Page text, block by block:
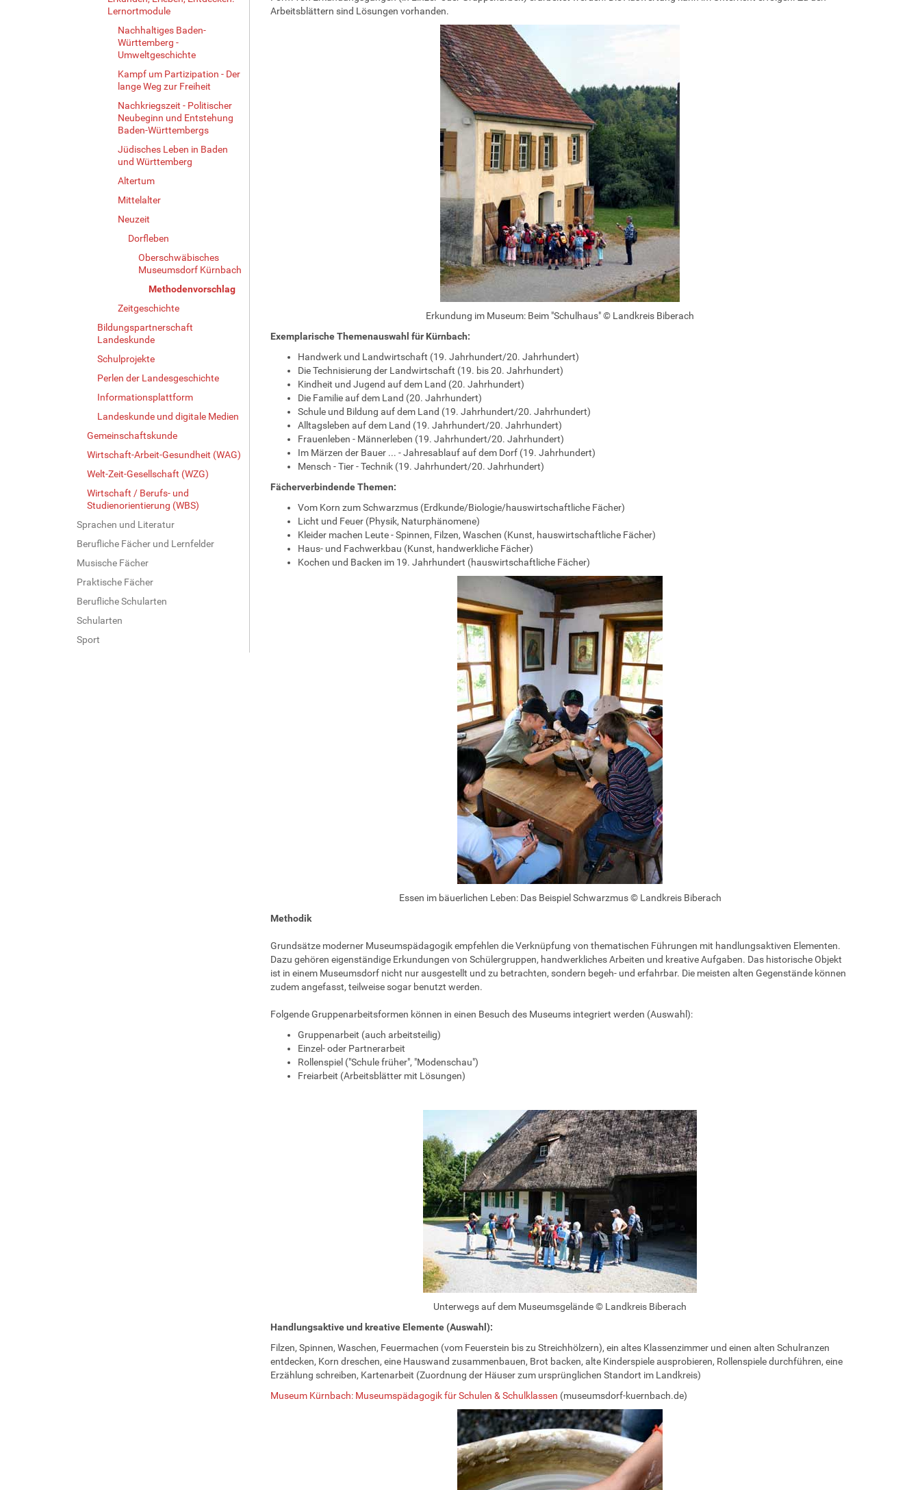
Lernortmodule
Nachhaltiges Baden-
Württemberg -
Umweltgeschichte
Kampf um Partizipation - Der
lange Weg zur Freiheit
Nachkriegszeit - Politischer
Neubeginn und Entstehung
Baden-Württembergs
Jüdisches Leben in Baden
und Württemberg
Altertum
Mittelalter
Neuzeit
Dorfleben
Oberschwäbisches
Museumsdorf Kürnbach
Methodenvorschlag
Zeitgeschichte
Bildungspartnerschaft
Landeskunde
Schulprojekte
Perlen der Landesgeschichte
Informationsplattform
Landeskunde und digitale Medien
Gemeinschaftskunde
Wirtschaft-Arbeit-Gesundheit (WAG)
Welt-Zeit-Gesellschaft (WZG)
Wirtschaft / Berufs- und
Studienorientierung (WBS)
Sprachen und Literatur
Berufliche Fächer und Lernfelder
Musische Fächer
Praktische Fächer
Berufliche Schularten
Schularten
Sport
Arbeitsblättern sind Lösungen vorhanden.
Erkundung im Museum: Beim "Schulhaus" © Landkreis Biberach
Exemplarische Themenauswahl für Kürnbach:
Handwerk und Landwirtschaft (19. Jahrhundert/20. Jahrhundert)
Die Technisierung der Landwirtschaft (19. bis 20. Jahrhundert)
Kindheit und Jugend auf dem Land (20. Jahrhundert)
Die Familie auf dem Land (20. Jahrhundert)
Schule und Bildung auf dem Land (19. Jahrhundert/20. Jahrhundert)
Alltagsleben auf dem Land (19. Jahrhundert/20. Jahrhundert)
Frauenleben - Männerleben (19. Jahrhundert/20. Jahrhundert)
Im Märzen der Bauer ... - Jahresablauf auf dem Dorf (19. Jahrhundert)
Mensch - Tier - Technik (19. Jahrhundert/20. Jahrhundert)
Fächerverbindende Themen:
Vom Korn zum Schwarzmus (Erdkunde/Biologie/hauswirtschaftliche Fächer)
Licht und Feuer (Physik, Naturphänomene)
Kleider machen Leute - Spinnen, Filzen, Waschen (Kunst, hauswirtschaftliche Fächer)
Haus- und Fachwerkbau (Kunst, handwerkliche Fächer)
Kochen und Backen im 19. Jahrhundert (hauswirtschaftliche Fächer)
Essen im bäuerlichen Leben: Das Beispiel Schwarzmus © Landkreis Biberach
Methodik
Grundsätze moderner Museumspädagogik empfehlen die Verknüpfung von thematischen Führungen mit handlungsaktiven Elementen.
Dazu gehören eigenständige Erkundungen von Schülergruppen, handwerkliches Arbeiten und kreative Aufgaben. Das historische Objekt
ist in einem Museumsdorf nicht nur ausgestellt und zu betrachten, sondern begeh- und erfahrbar. Die meisten alten Gegenstände können
zudem angefasst, teilweise sogar benutzt werden.
Folgende Gruppenarbeitsformen können in einen Besuch des Museums integriert werden (Auswahl):
Gruppenarbeit (auch arbeitsteilig)
Einzel- oder Partnerarbeit
Rollenspiel ("Schule früher", "Modenschau")
Freiarbeit (Arbeitsblätter mit Lösungen)
Unterwegs auf dem Museumsgelände © Landkreis Biberach
Handlungsaktive und kreative Elemente (Auswahl):
Filzen, Spinnen, Waschen, Feuermachen (vom Feuerstein bis zu Streichhölzern), ein altes Klassenzimmer und einen alten Schulranzen
entdecken, Korn dreschen, eine Hauswand zusammenbauen, Brot backen, alte Kinderspiele ausprobieren, Rollenspiele durchführen, eine
Erzählung schreiben, Kartenarbeit (Zuordnung der Häuser zum ursprünglichen Standort im Landkreis)
Museum Kürnbach: Museumspädagogik für Schulen & Schulklassen (museumsdorf-kuernbach.de)